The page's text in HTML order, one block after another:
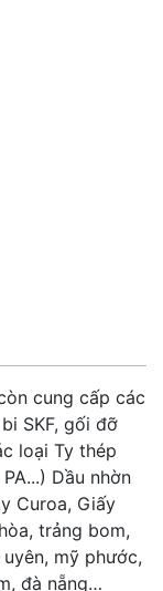
cung cấp các
SKF, gối đỡ
loại Ty thép
Dầu nhờn
Curoa, Giấy
trảng bom,
mỹ phước,
đà nẵng…